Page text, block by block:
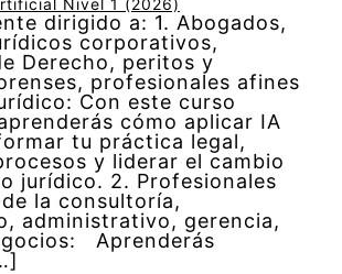
Nivel 1 (2026)
dirigido a: 1. Abogados,
corporativos,
Derecho, peritos y
profesionales afines
Con este curso
cómo aplicar IA
tu práctica legal,
y liderar el cambio
jurídico. 2. Profesionales
la consultoría,
administrativo, gerencia,
Aprenderás